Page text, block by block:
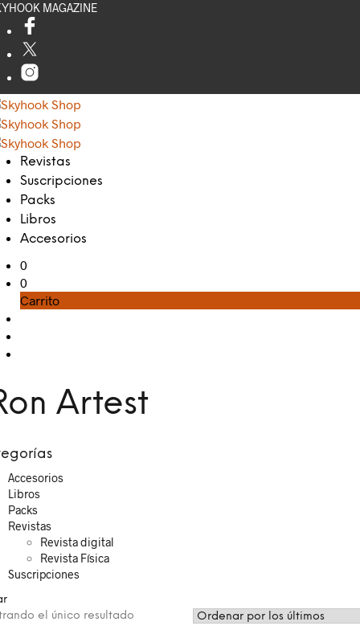
MAGAZINE
Revistas
Suscripciones
Packs
Libros
Accesorios
0
0
Carrito
Artest
Accesorios
Libros
Packs
Revistas
Revista digital
Revista Física
Suscripciones
el único resultado